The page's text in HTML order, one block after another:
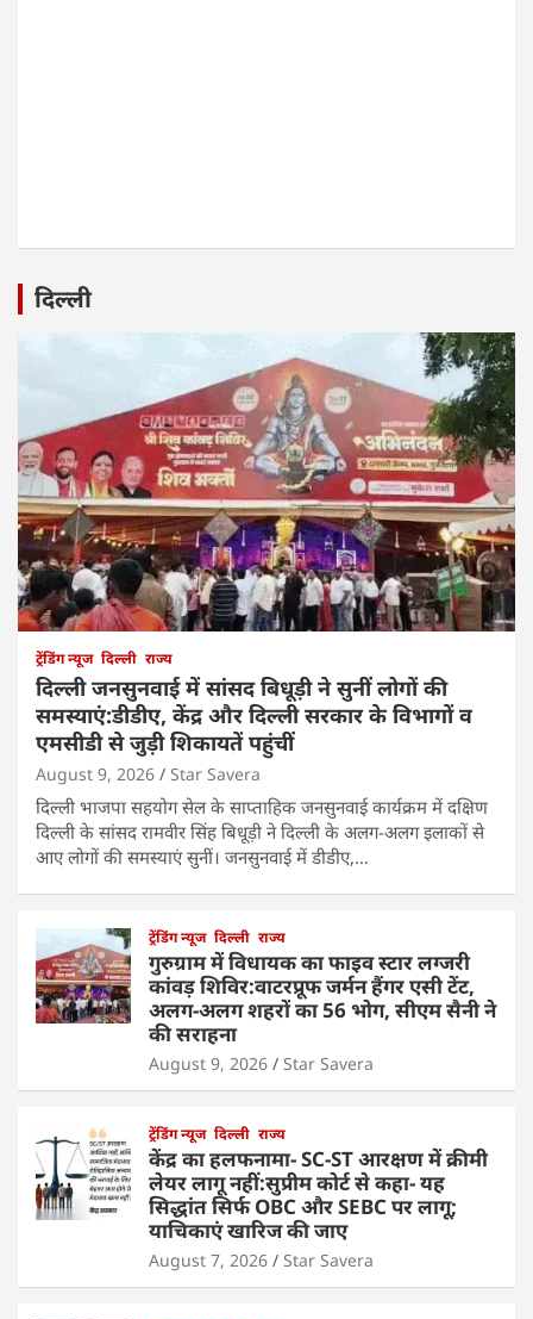
दिल्ली
ट्रेंडिंग न्यूज दिल्ली राज्य
दिल्ली जनसुनवाई में सांसद बिधूड़ी ने सुनीं लोगों की
समस्याएं:डीडीए, केंद्र और दिल्ली सरकार के विभागों व
एमसीडी से जुड़ी शिकायतें पहुंचीं
August 9, 2026 Star Savera
दिल्ली भाजपा सहयोग सेल के साप्ताहिक जनसुनवाई कार्यक्रम में दक्षिण
दिल्ली के सांसद रामवीर सिंह बिधूड़ी ने दिल्ली के अलग-अलग इलाकों से
आए लोगों की समस्याएं सुनीं। जनसुनवाई में डीडीए,…
ट्रेंडिंग न्यूज दिल्ली राज्य
गुरुग्राम में विधायक का फाइव स्टार लग्जरी
कांवड़ शिविर:वाटरप्रूफ जर्मन हैंगर एसी टेंट,
अलग-अलग शहरों का 56 भोग, सीएम सैनी ने
की सराहना
August 9, 2026 Star Savera
ट्रेंडिंग न्यूज दिल्ली राज्य
केंद्र का हलफनामा- SC-ST आरक्षण में क्रीमी
लेयर लागू नहीं:सुप्रीम कोर्ट से कहा- यह
सिद्धांत सिर्फ OBC और SEBC पर लागू;
याचिकाएं खारिज की जाए
August 7, 2026 Star Savera